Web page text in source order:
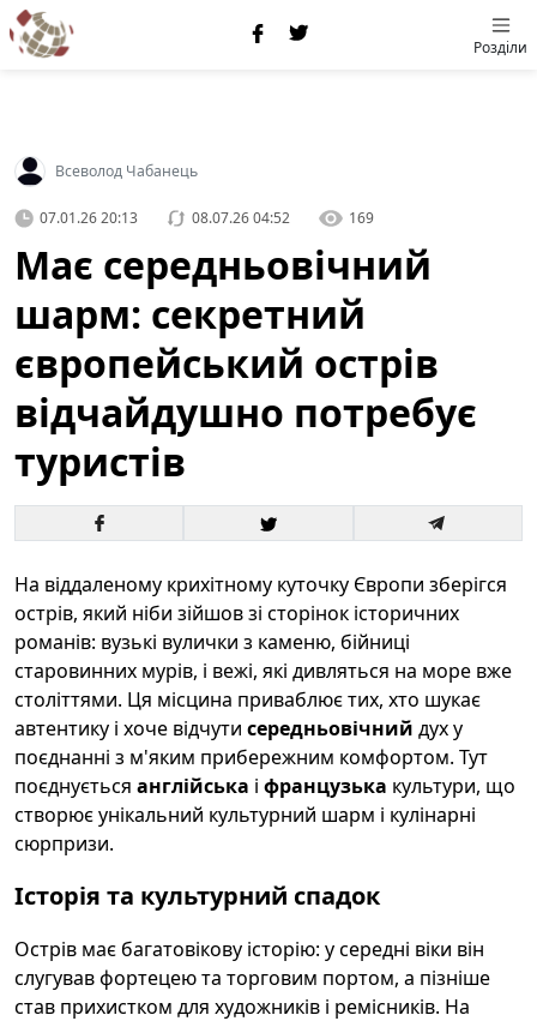
Розділи
Всеволод Чабанець
07.01.26 20:13 08.07.26 04:52 169
Має середньовічний
шарм: секретний
європейський острів
відчайдушно потребує
туристів
На віддаленому крихітному куточку Європи зберігся
острів, який ніби зійшов зі сторінок історичних
романів: вузькі вулички з каменю, бійниці
старовинних мурів, і вежі, які дивляться на море вже
століттями. Ця місцина приваблює тих, хто шукає
автентику і хоче відчути середньовічний дух у
поєднанні з м'яким прибережним комфортом. Тут
поєднується англійська і французька культури, що
створює унікальний культурний шарм і кулінарні
сюрпризи.
Історія та культурний спадок
Острів має багатовікову історію: у середні віки він
слугував фортецею та торговим портом, а пізніше
став прихистком для художників і ремісників. На